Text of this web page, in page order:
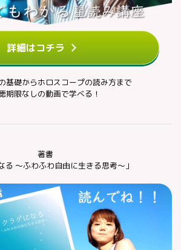
詳細はコチラ
基礎からホロスコープの読み方まで
期限なしの動画で学べる！
著書
る ～ふわふわ自由に生きる思考～」